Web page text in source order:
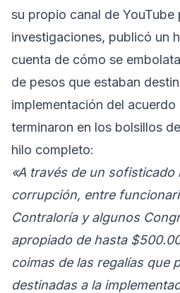
su propio canal de YouTube
investigaciones, publicó un
cuenta de cómo se
de pesos que estaban
implementación del
terminaron en los bolsillos
hilo completo:
«A través de un sofisticado
corrupción, entre
Contraloría y algunos
apropiado de hasta
coimas de las regalías que
destinadas a la